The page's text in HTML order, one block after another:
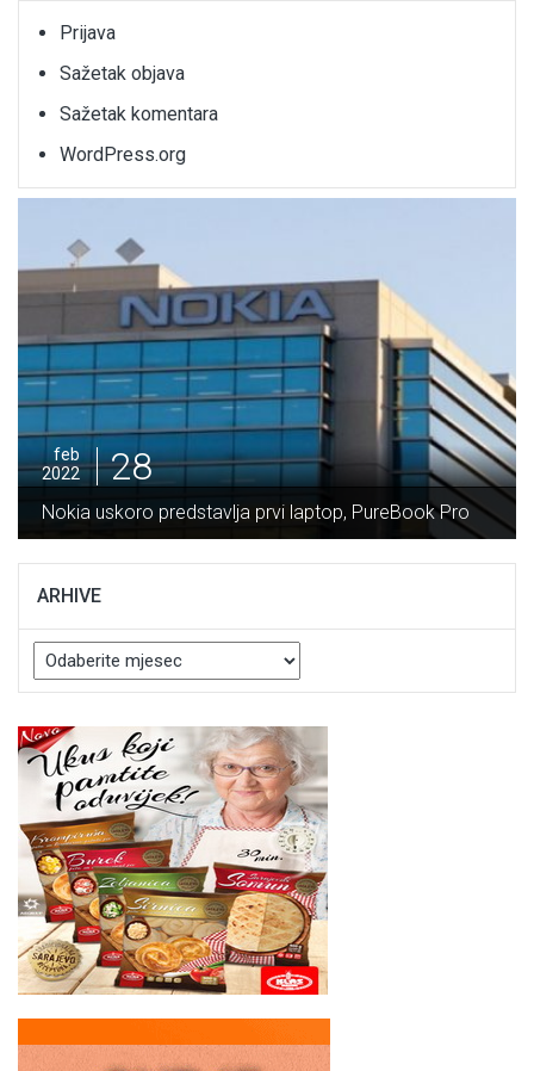
Prijava
Sažetak objava
Sažetak komentara
WordPress.org
feb
2022
28
Nokia uskoro predstavlja prvi laptop, PureBook Pro
ARHIVE
Arhive